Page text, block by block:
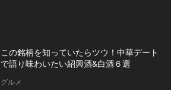
この銘柄を知っていたらツウ！中華デート
で語り味わいたい紹興酒&白酒６選
グルメ